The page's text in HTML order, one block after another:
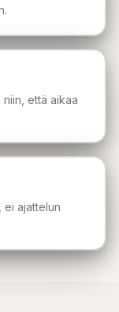
että aikaa
ei ajattelun